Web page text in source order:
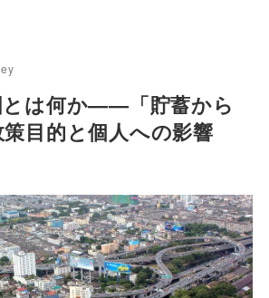
とは何か——「貯蓄から
目的と個人への影響